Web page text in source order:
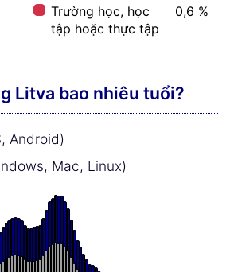
Trường học, học
tập hoặc thực tập
0,6 %
Litva bao nhiêu tuổi?
Android)
Mac, Linux)